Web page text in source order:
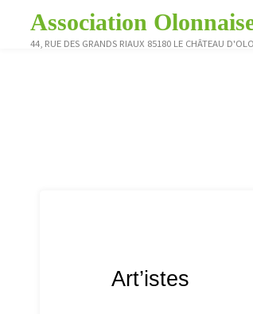
content
Association
44, RUE DES GRANDS RIAUX 85180 LE CHÂTEAU
Art’istes